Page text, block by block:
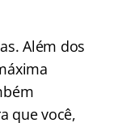
Além dos
que você,